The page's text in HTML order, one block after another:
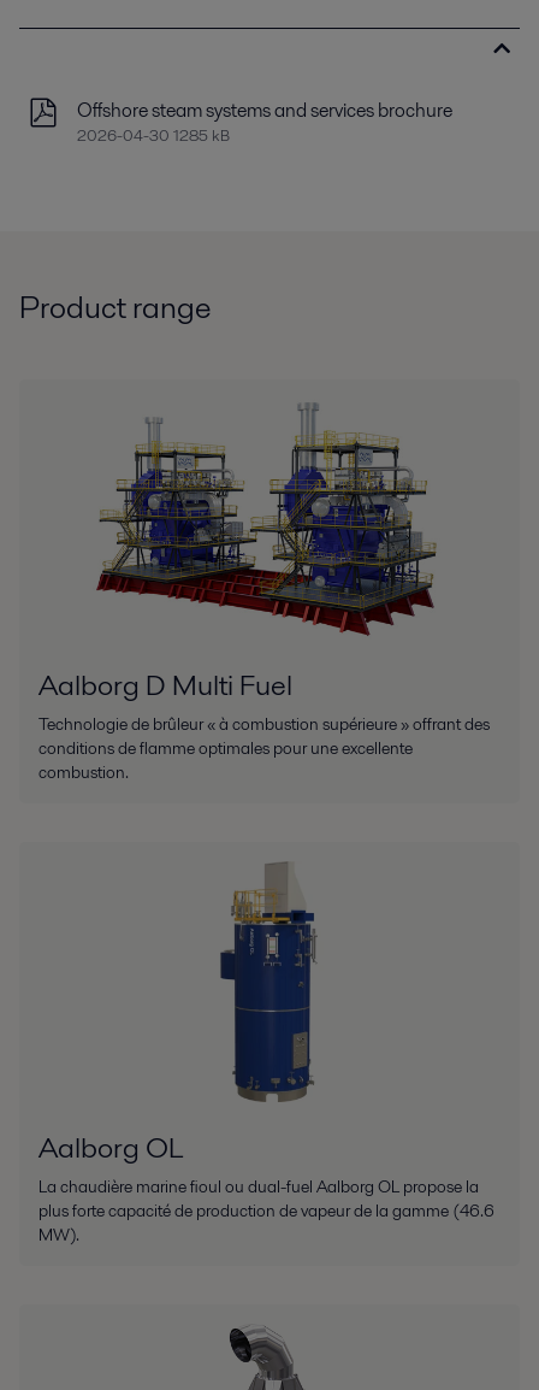
Offshore steam systems and services brochure
2026-04-30 1285 kB
Product range
Aalborg D Multi Fuel
Technologie de brûleur « à combustion supérieure » offrant des
conditions de flamme optimales pour une excellente
combustion.
Aalborg OL
La chaudière marine fioul ou dual-fuel Aalborg OL propose la
plus forte capacité de production de vapeur de la gamme (46.6
MW).